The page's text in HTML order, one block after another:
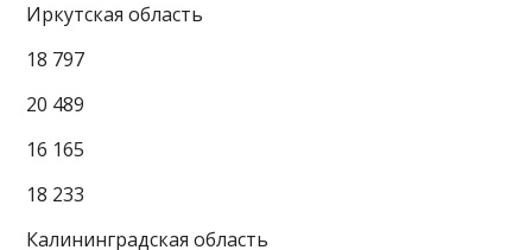
Иркутская область
18 797
20 489
16 165
18 233
Калининградская область